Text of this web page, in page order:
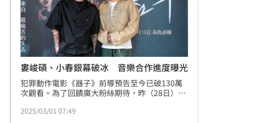
婁峻碩、小春銀幕破冰 音樂合作進度曝光
犯罪動作電影《器子》前導預告至今已破130萬
次觀看。為了回饋廣大粉絲期待，昨（28日）特
華影城出席簽售會，2大當紅人氣團體五堅情、
2025/03/01 07:49